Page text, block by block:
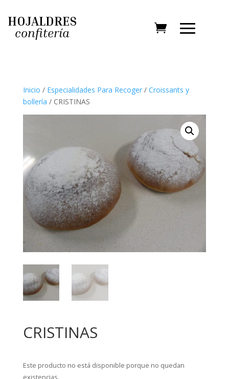
HOJALDRES
confitería
Inicio / Especialidades Para Recoger/ Croissants y
bollería / CRISTINAS
CRISTINAS
Este producto no está disponible porque no quedan
existencias.